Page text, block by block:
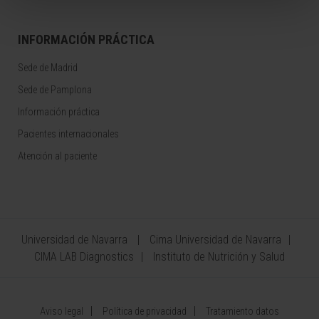
INFORMACIÓN PRÁCTICA
Sede de Madrid
Sede de Pamplona
Información práctica
Pacientes internacionales
Atención al paciente
Universidad de Navarra
Cima Universidad de Navarra
CIMA LAB Diagnostics
Instituto de Nutrición y Salud
Aviso legal Política de privacidad Tratamiento datos